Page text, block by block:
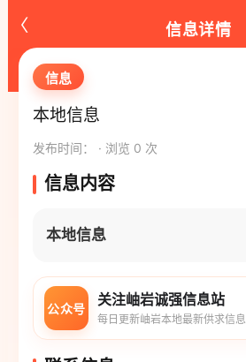
‹ 信息详情
信息
本地信息
发布时间： · 浏览 0 次
信息内容
本地信息
公众号
关注岫岩诚强信息站
每日更新岫岩本地最新供求信息